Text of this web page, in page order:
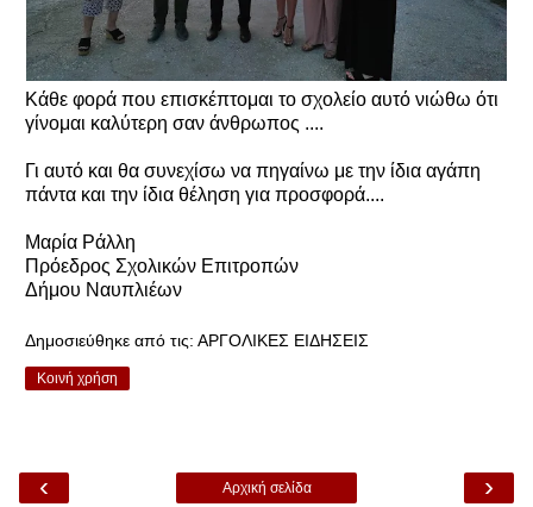
Κάθε φορά που επισκέπτομαι το σχολείο αυτό νιώθω ότι
γίνομαι καλύτερη σαν άνθρωπος ....
Γι αυτό και θα συνεχίσω να πηγαίνω με την ίδια αγάπη
πάντα και την ίδια θέληση για προσφορά....
Μαρία Ράλλη
Πρόεδρος Σχολικών Επιτροπών
Δήμου Ναυπλιέων
Δημοσιεύθηκε από τις: ΑΡΓΟΛΙΚΕΣ ΕΙΔΗΣΕΙΣ
Κοινή χρήση
‹ ›
Αρχική σελίδα